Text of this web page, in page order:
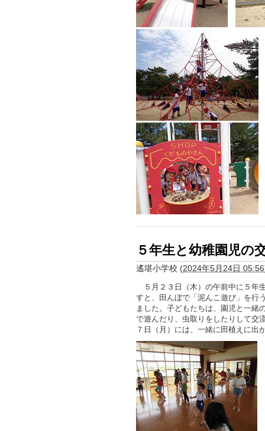
５年生と幼稚園児の
遙堪小学校 (2024年5月24日 05:56
５月２３日（木）の午前中に５年
すと、田んぼで「泥んこ遊び」を行
ました。子どもたちは、園児と一緒
で遊んだり、虫取りをしたりして交
７日（月）には、一緒に田植えに出